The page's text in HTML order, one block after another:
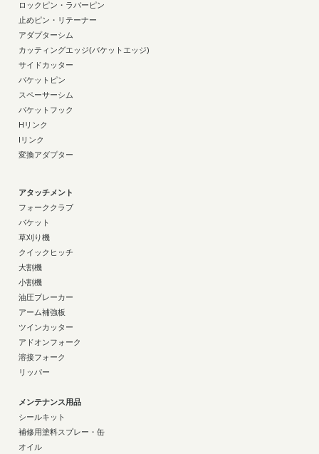
ロックピン・ラバーピン
止めピン・リテーナー
アダプターシム
カッティングエッジ(バケットエッジ)
サイドカッター
バケットピン
スペーサーシム
バケットフック
Hリンク
Iリンク
変換アダプター
アタッチメント
フォーククラブ
バケット
草刈り機
クイックヒッチ
大割機
小割機
油圧ブレーカー
アーム補強板
ツインカッター
アドオンフォーク
溶接フォーク
リッパー
メンテナンス用品
シールキット
補修用塗料スプレー・缶
オイル